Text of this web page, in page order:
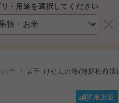
・用途を選択してください
幸 岩手 けせんの海(海鮮松前漬)